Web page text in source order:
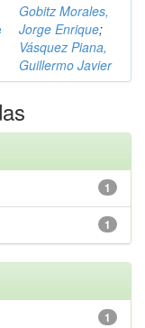
Gobitz Morales,
Jorge Enrique;
Vásquez Piana,
Guillermo Javier
1
1
1